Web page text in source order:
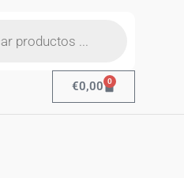
€0,00 0
Cart